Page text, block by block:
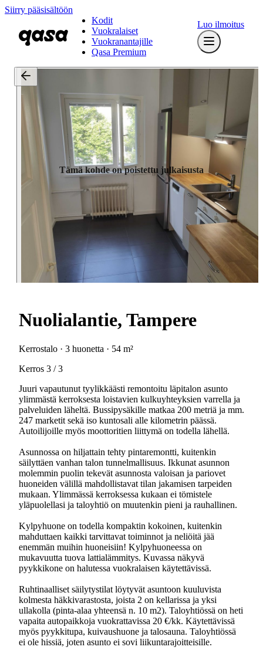
Siirry pääsisältöön
Kodit
Vuokralaiset
Vuokranantajille
Qasa Premium
Luo ilmoitus
Tämä kohde on poistettu julkaisusta
Nuolialantie, Tampere
Kerrostalo · 3 huonetta · 54 m²
Kerros 3 / 3
Juuri vapautunut tyylikkäästi remontoitu läpitalon asunto
ylimmästä kerroksesta loistavien kulkuyhteyksien varrella ja
palveluiden läheltä. Bussipysäkille matkaa 200 metriä ja mm.
247 marketit sekä iso kuntosali alle kilometrin päässä.
Autoilijoille myös moottoritien liittymä on todella lähellä.
Asunnossa on hiljattain tehty pintaremontti, kuitenkin
säilyttäen vanhan talon tunnelmallisuus. Ikkunat asunnon
molemmin puolin tekevät asunnosta valoisan ja pariovet
huoneiden välillä mahdollistavat tilan jakamisen tarpeiden
mukaan. Ylimmässä kerroksessa kukaan ei tömistele
yläpuolellasi ja taloyhtiö on muutenkin pieni ja rauhallinen.
Kylpyhuone on todella kompaktin kokoinen, kuitenkin
mahduttaen kaikki tarvittavat toiminnot ja neliöitä jää
enemmän muihin huoneisiin! Kylpyhuoneessa on
mukavuutta tuova lattialämmitys. Kuvassa näkyvä
pyykkikone on halutessa vuokralaisen käytettävissä.
Ruhtinaalliset säilytystilat löytyvät asuntoon kuuluvista
kolmesta häkkivarastosta, joista 2 on kellarissa ja yksi
ullakolla (pinta-alaa yhteensä n. 10 m2). Taloyhtiössä on heti
vapaita autopaikkoja vuokrattavissa 20 €/kk. Käytettävissä
myös pyykkitupa, kuivaushuone ja talosauna. Taloyhtiössä
ei ole hissiä, joten asunto ei sovi liikuntarajoitteisille.